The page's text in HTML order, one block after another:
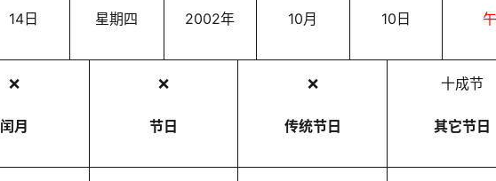
14日 星期四 2002年 10月 10日 午
❌
闰月
❌
节日
❌
传统节日
十成节
其它节日